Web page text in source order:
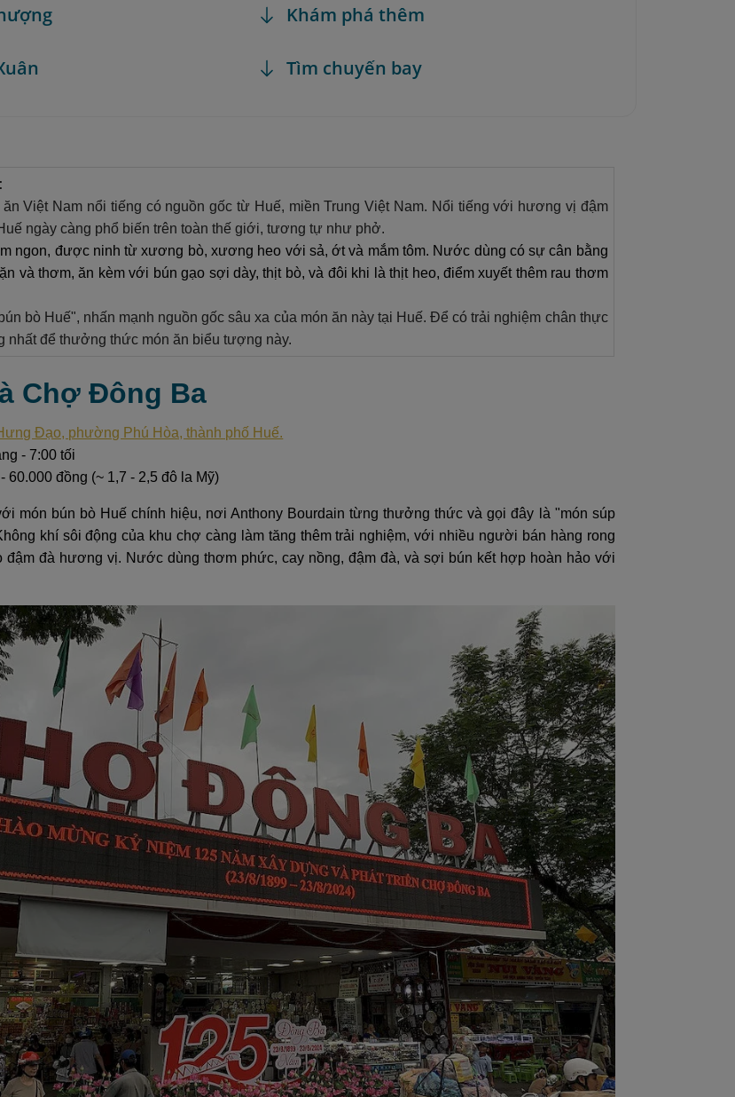
Khám phá thêm
Tìm chuyến bay
ăn Việt Nam nổi tiếng có nguồn gốc từ Huế, miền Trung Việt Nam. Nổi tiếng với hương vị đậm
ngày càng phổ biến trên toàn thế giới, tương tự như phở.
ngon, được ninh từ xương bò, xương heo với sả, ớt và mắm tôm. Nước dùng có sự cân bằng
và thơm, ăn kèm với bún gạo sợi dày, thịt bò, và đôi khi là thịt heo, điểm xuyết thêm rau thơm
bò Huế", nhấn mạnh nguồn gốc sâu xa của món ăn này tại Huế. Để có trải nghiệm chân thực
nhất để thưởng thức món ăn biểu tượng này.
Chợ Đông Ba
Đạo, phường Phú Hòa, thành phố Huế.
- 7:00 tối
60.000 đồng (~ 1,7 - 2,5 đô la Mỹ)
món bún bò Huế chính hiệu, nơi Anthony Bourdain từng thưởng thức và gọi đây là "món súp
khí sôi động của khu chợ càng làm tăng thêm trải nghiệm, với nhiều người bán hàng rong
đậm đà hương vị. Nước dùng thơm phức, cay nồng, đậm đà, và sợi bún kết hợp hoàn hảo với